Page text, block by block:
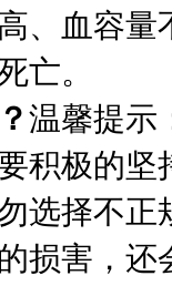
、血容
亡。
温馨提示
积极的
选择不
损害，